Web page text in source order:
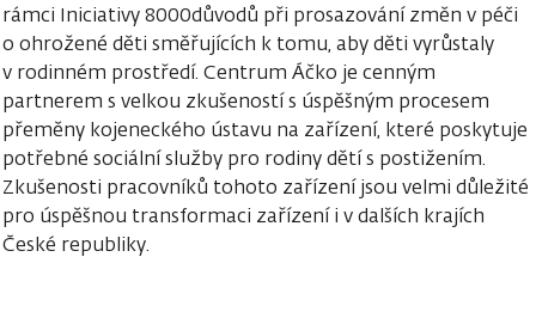
rámci Iniciativy 8000důvodů při prosazování změn v péči
o ohrožené děti směřujících k tomu, aby děti vyrůstaly
v rodinném prostředí. Centrum Áčko je cenným
partnerem s velkou zkušeností s úspěšným procesem
přeměny kojeneckého ústavu na zařízení, které poskytuje
potřebné sociální služby pro rodiny dětí s postižením.
Zkušenosti pracovníků tohoto zařízení jsou velmi důležité
pro úspěšnou transformaci zařízení i v dalších krajích
České republiky.